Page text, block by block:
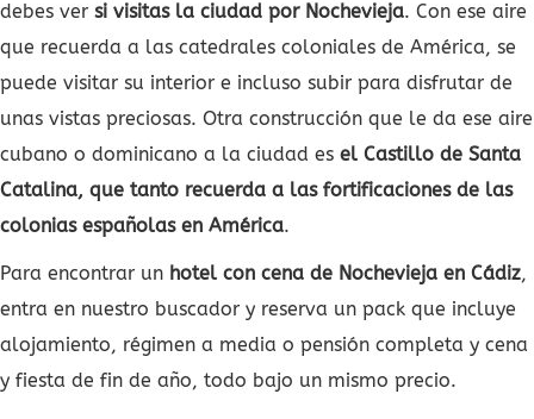
debes ver si visitas la ciudad por Nochevieja. Con ese aire
que recuerda a las catedrales coloniales de América, se
puede visitar su interior e incluso subir para disfrutar de
unas vistas preciosas. Otra construcción que le da ese aire
cubano o dominicano a la ciudad es el Castillo de Santa
Catalina, que tanto recuerda a las fortificaciones de las
colonias españolas en América.
Para encontrar un hotel con cena de Nochevieja en Cádiz,
entra en nuestro buscador y reserva un pack que incluye
alojamiento, régimen a media o pensión completa y cena
y fiesta de fin de año, todo bajo un mismo precio.